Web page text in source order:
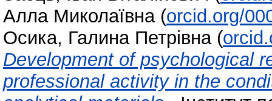
Алла Миколаївна (orcid.org/
Осика, Галина Петрівна (
Development of psychological
professional activity in the